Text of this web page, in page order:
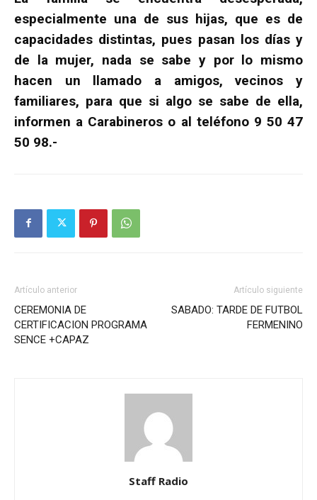
especialmente una de sus hijas, que es de
capacidades distintas, pues pasan los días y
de la mujer, nada se sabe y por lo mismo
hacen un llamado a amigos, vecinos y
familiares, para que si algo se sabe de ella,
informen a Carabineros o al teléfono 9 50 47
50 98.-
Artículo anterior
CEREMONIA DE
CERTIFICACION PROGRAMA
SENCE +CAPAZ
Artículo siguiente
SABADO: TARDE DE FUTBOL
FERMENINO
Staff Radio